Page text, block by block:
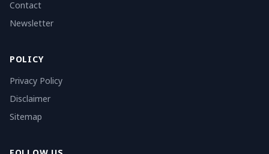
Contact
Newsletter
POLICY
Privacy Policy
Disclaimer
Sitemap